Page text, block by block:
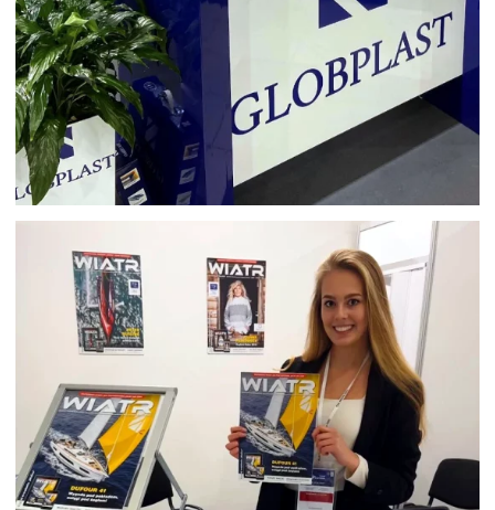
TARGI FACADE EXPO WARSZAWA